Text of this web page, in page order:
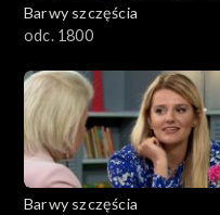
3001-3100
2901-3000
2801–2900
2701–2800
Barwy szczęścia
odc. 1800
Barwy szczęścia